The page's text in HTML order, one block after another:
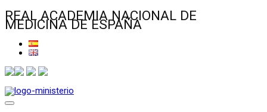
REAL ACADEMIA NACIONAL DE
MEDICINA DE ESPAÑA